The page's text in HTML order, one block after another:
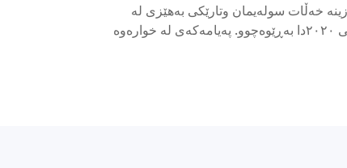
خەڵات سولەیمان وتارێکی بەهێزی لە
کۆنفرانسی UNAMI C4JRدا پێشکەش کرد کە لە ڕێکەوتی ٨ی کانوونی یەکەمی ٢٠٢٠دا بەڕێوەچوو. پەیامەکەی لە خوارەوە